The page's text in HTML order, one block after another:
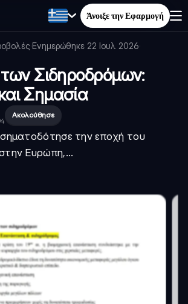
Άνοιξε την Εφαρμογή
·Ενημερώθηκε 22 Ιουλ 2026·
των Σιδηροδρόμων:
Σημασία
Ακολούθησε
την εποχή του
Ευρώπη,...